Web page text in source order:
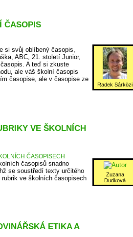
ČASOPIS
Radek Sárközi
si svůj oblíbený časopis,
ABC, 21. století Junior,
A teď si zkuste
ale váš školní časopis
časopise, ale v časopise ze
VE ŠKOLNÍCH
ČASOPISECH
Zuzana
Dudková
časopisů snadno
se soustředí texty určitého
ve školních časopisech
ETIKA A